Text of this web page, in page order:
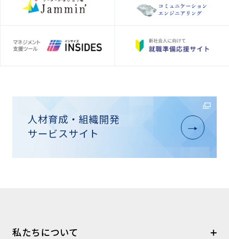
人材育成・組織開発
サービスサイト
私たちについて